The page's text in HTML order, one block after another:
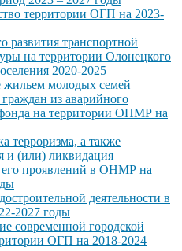
территории ОГП на 2023-
развития транспортной
на территории Олонецкого
2020-2025
жильем молодых семей
из аварийного
на территории ОНМР на
терроризма, а также
и (или) ликвидация
его проявлений в ОНМР на
деятельности в
2027 годы
современной городской
ОГП на 2018-2024